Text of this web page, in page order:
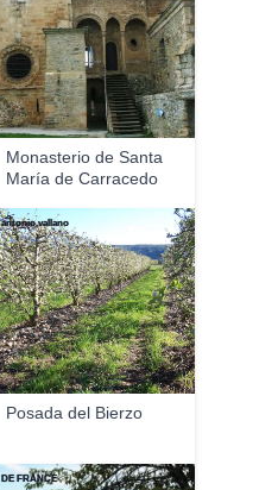
Monasterio de Santa
María de Carracedo
Posada del Bierzo
antonio.vallano
DE FRANCE